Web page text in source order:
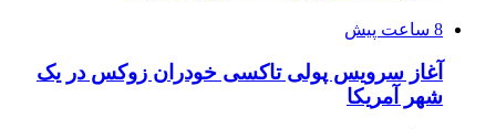
8 ساعت پیش
آغاز سرویس پولی تاکسی خودران زوکس در یک
شهر آمریکا